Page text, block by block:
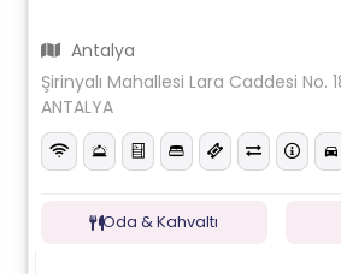
Antalya
Şirinyalı Mahallesi Lara Caddesi No.
ANTALYA
Oda & Kahvaltı